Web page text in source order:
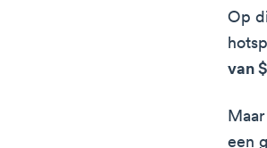
Op
van
een